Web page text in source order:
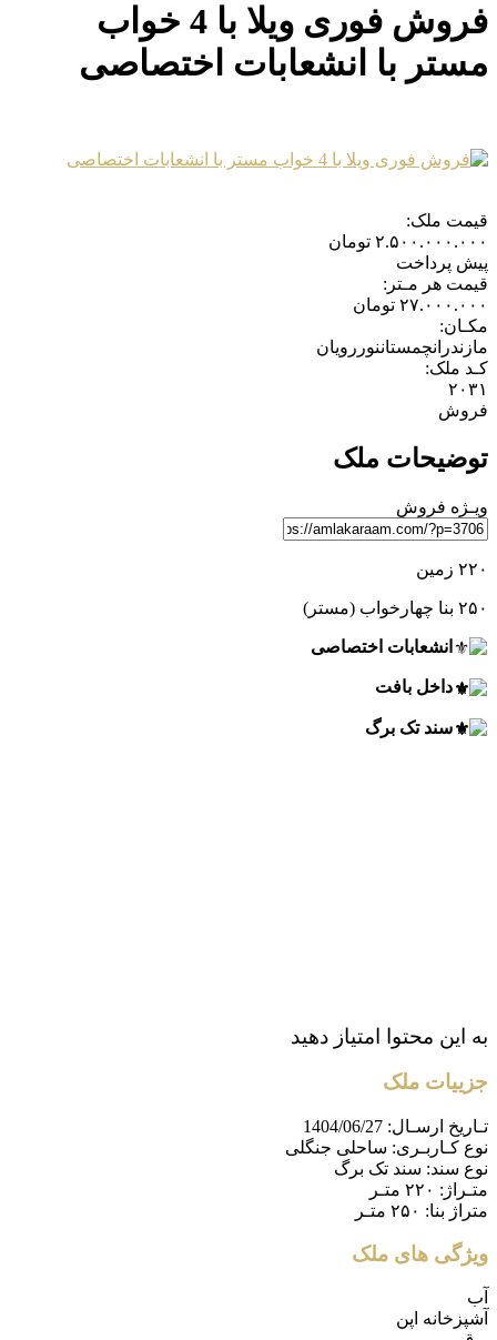
فروش فوری ویلا با 4 خواب
مستر با انشعابات اختصاصی
قیمت ملک:
۲.۵۰۰.۰۰۰.۰۰۰ تومان
پیش پرداخت
قیمت هر مـتر:
۲۷.۰۰۰.۰۰۰ تومان
مکـان:
مازندرانچمستاننور رویان
کـد ملک:
۲۰۳۱
فروش
توضیحات ملک
ویـژه فروش
۲۲۰ زمین
۲۵۰ بنا چهارخواب (مستر)
انشعابات اختصاصی
داخل بافت
سند تک برگ
به این محتوا امتیاز دهید
جزییات ملک
تـاریخ ارسـال: 1404/06/27
نوع کـاربـری: ساحلی جنگلی
نوع سند: سند تک برگ
متـراژ: ۲۲۰ متـر
متراژ بنا: ۲۵۰ متـر
ویژگی های ملک
آب
آشپزخانه اپن